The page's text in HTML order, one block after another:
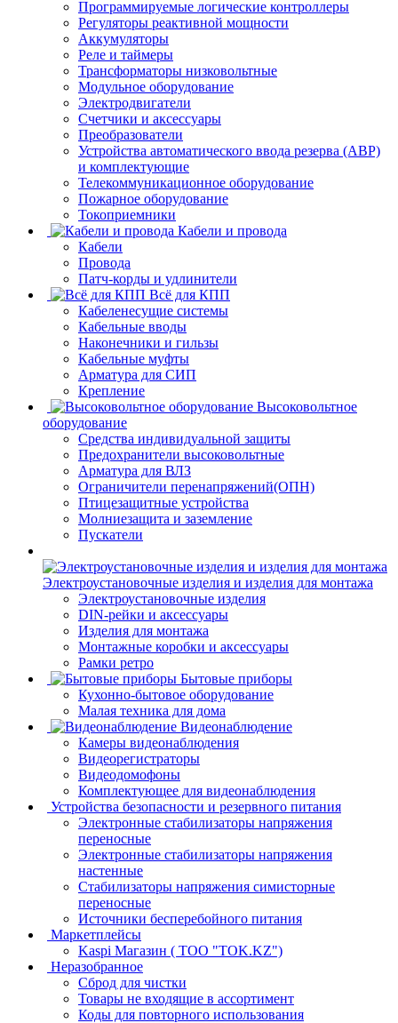
Программируемые логические контроллеры
Регуляторы реактивной мощности
Аккумуляторы
Реле и таймеры
Трансформаторы низковольтные
Модульное оборудование
Электродвигатели
Счетчики и аксессуары
Преобразователи
Устройства автоматического ввода резерва (АВР)
и комплектующие
Телекоммуникационное оборудование
Пожарное оборудование
Токоприемники
Кабели и провода
Кабели
Провода
Патч-корды и удлинители
Всё для КПП
Кабеленесущие системы
Кабельные вводы
Наконечники и гильзы
Кабельные муфты
Арматура для СИП
Крепление
Высоковольтное
оборудование
Средства индивидуальной защиты
Предохранители высоковольтные
Арматура для ВЛЗ
Ограничители перенапряжений(ОПН)
Птицезащитные устройства
Молниезащита и заземление
Пускатели
Электроустановочные изделия и изделия для монтажа
Электроустановочные изделия
DIN-рейки и аксессуары
Изделия для монтажа
Монтажные коробки и аксессуары
Рамки ретро
Бытовые приборы
Кухонно-бытовое оборудование
Малая техника для дома
Видеонаблюдение
Камеры видеонаблюдения
Видеорегистраторы
Видеодомофоны
Комплектующее для видеонаблюдения
Устройства безопасности и резервного питания
Электронные стабилизаторы напряжения
переносные
Электронные стабилизаторы напряжения
настенные
Стабилизаторы напряжения симисторные
переносные
Источники бесперебойного питания
Маркетплейсы
Kaspi Магазин ( ТОО "TOK.KZ")
Неразобранное
Сброд для чистки
Товары не входящие в ассортимент
Коды для повторного использования